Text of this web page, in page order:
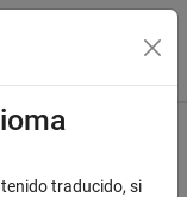
traducido, si